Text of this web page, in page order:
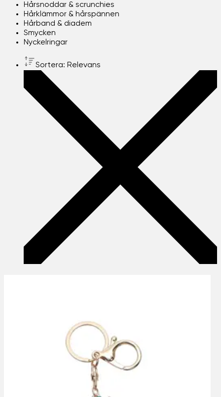
Hårsnoddar & scrunchies
Hårklämmor & hårspännen
Hårband & diadem
Smycken
Nyckelringar
Sortera: Relevans